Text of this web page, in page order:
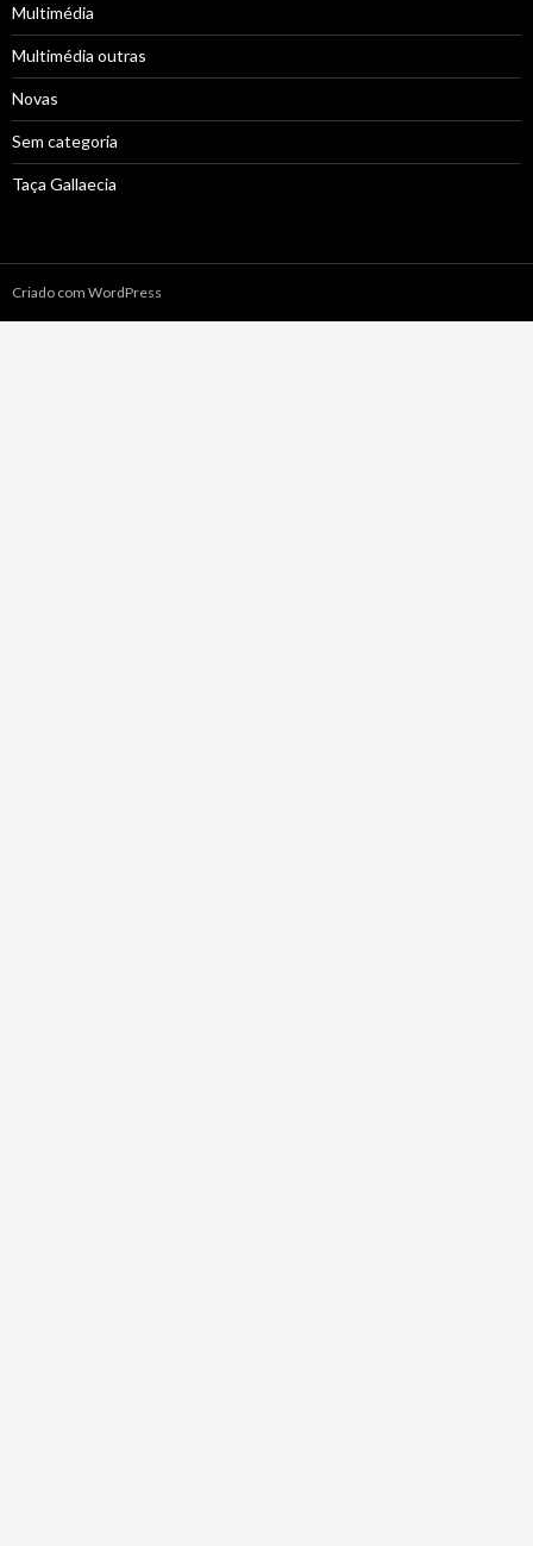
Multimédia
Multimédia outras
Novas
Sem categoria
Taça Gallaecia
Criado com WordPress